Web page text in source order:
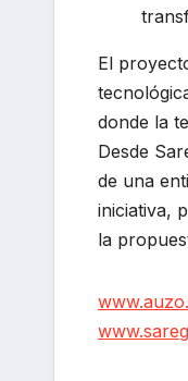
El
donde la
Desde
de una
iniciativa,
la